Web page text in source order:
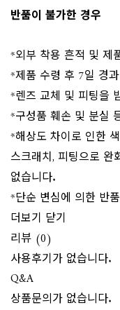
반품이 불가한 경우
*외부 착용 흔적 및 제
*제품 수령 후 7일 경과
*렌즈 교체 및 피팅을
*구성품 훼손 및 분실
*해상도 차이로 인한
스크래치, 피팅으로
없습니다.
*단순 변심에 의한 반
더보기 닫기
리뷰 (0)
사용후기가 없습니다.
Q&A
상품문의가 없습니다.